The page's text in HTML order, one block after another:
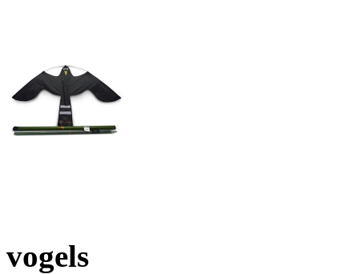
vogels